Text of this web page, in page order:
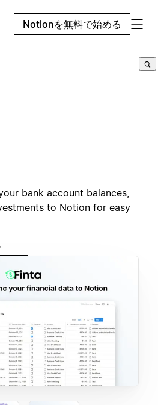
Notionを無料で始める
bank account balances,
to Notion for easy